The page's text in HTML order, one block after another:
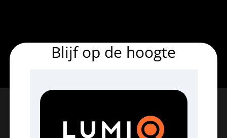
Blijf op de hoogte